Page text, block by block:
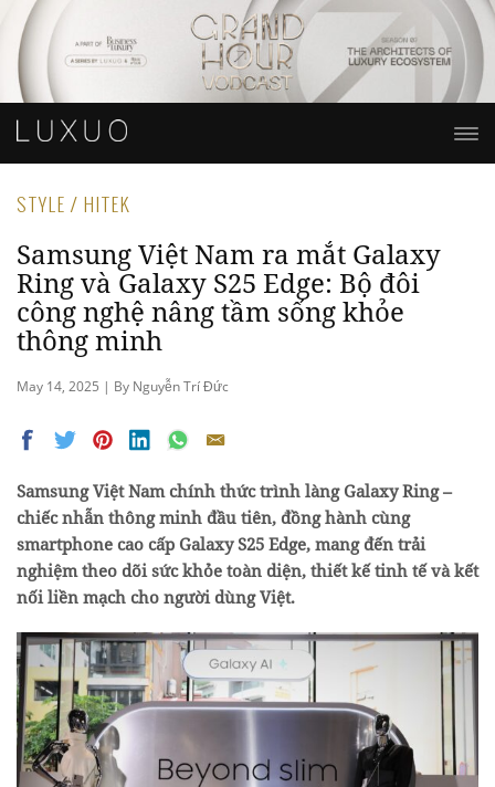
STYLE / HITEK
Samsung Việt Nam ra mắt Galaxy
Ring và Galaxy S25 Edge: Bộ đôi
công nghệ nâng tầm sống khỏe
thông minh
May 14, 2025 | By Nguyễn Trí Đức
Samsung Việt Nam chính thức trình làng Galaxy Ring –
chiếc nhẫn thông minh đầu tiên, đồng hành cùng
smartphone cao cấp Galaxy S25 Edge, mang đến trải
nghiệm theo dõi sức khỏe toàn diện, thiết kế tinh tế và kết
nối liền mạch cho người dùng Việt.